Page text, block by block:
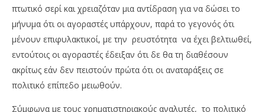
πτωτικό σερί και χρειαζόταν μια αντίδραση για να δώσει το
μήνυμα ότι οι αγοραστές υπάρχουν, παρά το γεγονός ότι
μένουν επιφυλακτικοί, με την ρευστότητα να έχει βελτιωθεί,
εντούτοις οι αγοραστές έδειξαν ότι δε θα τη διαθέσουν
ακρίτως εάν δεν πειστούν πρώτα ότι οι αναταράξεις σε
πολιτικό επίπεδο μειωθούν.
Σύμφωνα με τους χρηματιστηριακούς αναλυτές, το πολιτικό